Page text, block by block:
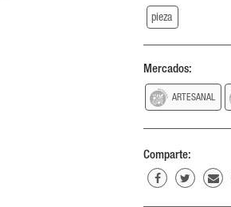
pieza
Mercados:
ARTESANAL
Comparte: